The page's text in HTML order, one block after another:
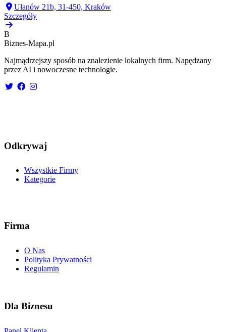
Ułanów 21b, 31-450, Kraków
Szczegóły
B
Biznes-Mapa.pl
Najmądrzejszy sposób na znalezienie lokalnych firm. Napędzany
przez AI i nowoczesne technologie.
Odkrywaj
Wszystkie Firmy
Kategorie
Firma
O Nas
Polityka Prywatności
Regulamin
Dla Biznesu